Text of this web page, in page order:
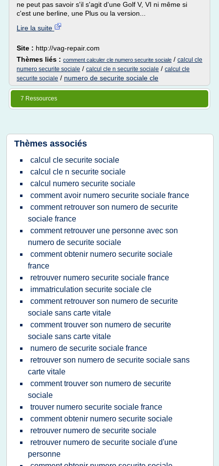
ne peut pas savoir s'il s'agit d'une Golf V, VI ni même si
c'est une berline, une Plus ou la version...
Lire la suite
Site : http://vag-repair.com
Thèmes liés : comment calculer cle numero securite sociale / calcul cle
numero securite sociale / calcul cle n securite sociale / calcul cle
securite sociale / numero de securite sociale cle
7 Ressources
Thèmes associés
calcul cle securite sociale
calcul cle n securite sociale
calcul numero securite sociale
comment avoir numero securite sociale france
comment retrouver son numero de securite
sociale france
comment retrouver une personne avec son
numero de securite sociale
comment obtenir numero securite sociale
france
retrouver numero securite sociale france
immatriculation securite sociale cle
comment retrouver son numero de securite
sociale sans carte vitale
comment trouver son numero de securite
sociale sans carte vitale
numero de securite sociale france
retrouver son numero de securite sociale sans
carte vitale
comment trouver son numero de securite
sociale
trouver numero securite sociale france
comment obtenir numero securite sociale
retrouver numero de securite sociale
retrouver numero de securite sociale d'une
personne